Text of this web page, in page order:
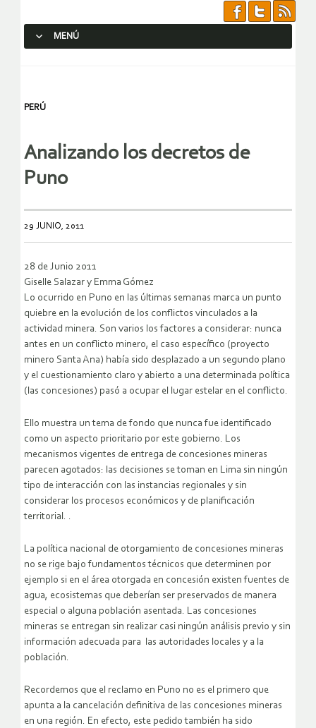
MENÚ
PERÚ
Analizando los decretos de
Puno
29 JUNIO, 2011
28 de Junio 2011
Giselle Salazar y Emma Gómez
Lo ocurrido en Puno en las últimas semanas marca un punto
quiebre en la evolución de los conflictos vinculados a la
actividad minera. Son varios los factores a considerar: nunca
antes en un conflicto minero, el caso específico (proyecto
minero Santa Ana) había sido desplazado a un segundo plano
y el cuestionamiento claro y abierto a una determinada política
(las concesiones) pasó a ocupar el lugar estelar en el conflicto.
Ello muestra un tema de fondo que nunca fue identificado
como un aspecto prioritario por este gobierno. Los
mecanismos vigentes de entrega de concesiones mineras
parecen agotados: las decisiones se toman en Lima sin ningún
tipo de interacción con las instancias regionales y sin
considerar los procesos económicos y de planificación
territorial. .
La política nacional de otorgamiento de concesiones mineras
no se rige bajo fundamentos técnicos que determinen por
ejemplo si en el área otorgada en concesión existen fuentes de
agua, ecosistemas que deberían ser preservados de manera
especial o alguna población asentada. Las concesiones
mineras se entregan sin realizar casi ningún análisis previo y sin
información adecuada para las autoridades locales y a la
población.
Recordemos que el reclamo en Puno no es el primero que
apunta a la cancelación definitiva de las concesiones mineras
en una región. En efecto, este pedido también ha sido